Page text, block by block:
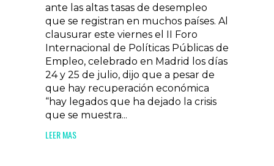
ante las altas tasas de desempleo
que se registran en muchos países. Al
clausurar este viernes el II Foro
Internacional de Políticas Públicas de
Empleo, celebrado en Madrid los días
24 y 25 de julio, dijo que a pesar de
que hay recuperación económica
“hay legados que ha dejado la crisis
que se muestra...
LEER MAS